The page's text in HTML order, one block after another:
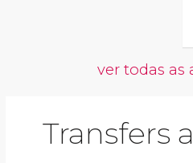
ver todas as
Transfers